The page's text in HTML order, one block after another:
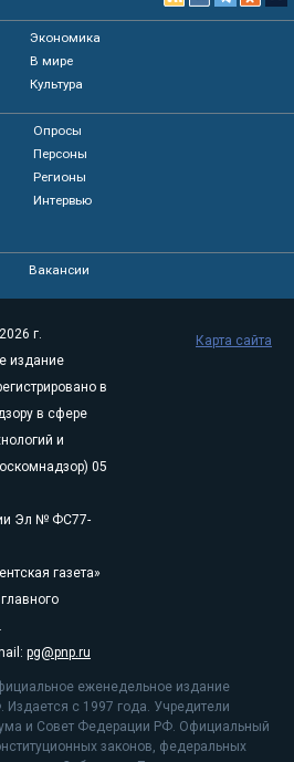
Экономика
В мире
Культура
Опросы
Персоны
Регионы
Интервью
Вакансии
г.
издание
в
в сфере
и
05
Эл № ФС77-
газета»
pg@pnp.ru
еженедельное издание
с 1997 года. Учредители
и Совет Федерации РФ. Официальный
законов, федеральных
Карта сайта